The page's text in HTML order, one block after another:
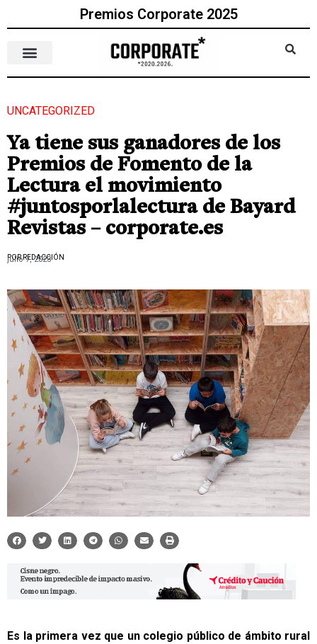
Premios Corporate 2025
UNCATEGORIZED
Ya tiene sus ganadores de los
Premios de Fomento de la
Lectura el movimiento
#juntosporlalectura de Bayard
Revistas – corporate.es
POR REDACCIÓN
julio 7, 2023
Es la primera vez que un colegio público de ámbito rural